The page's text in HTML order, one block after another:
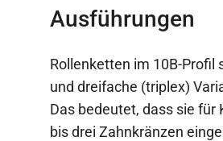
Ausführungen
Rollenketten im 10B-Profil
und dreifache (triplex)
Das bedeutet, dass sie
bis drei Zahnkränzen